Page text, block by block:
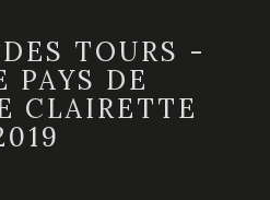
TOURS -
PAYS DE
CLAIRETTE